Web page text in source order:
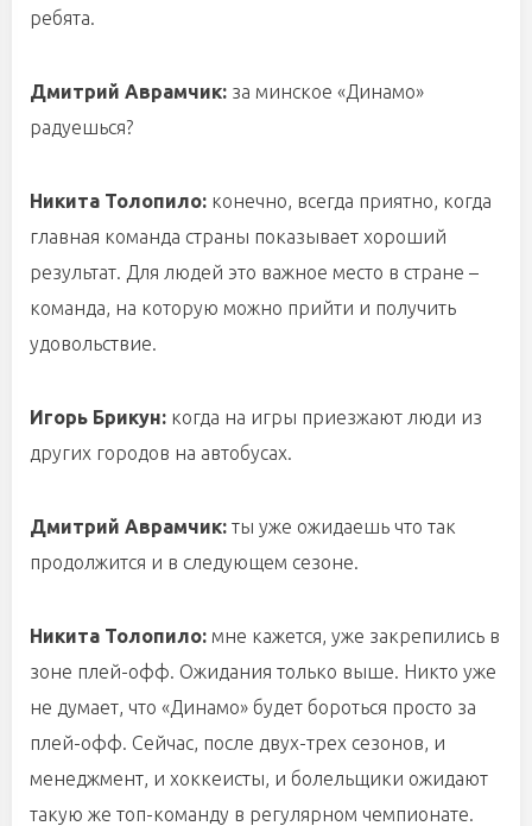
ребята.
Дмитрий Аврамчик: за минское «Динамо»
радуешься?
Никита Толопило: конечно, всегда приятно, когда
главная команда страны показывает хороший
результат. Для людей это важное место в стране –
команда, на которую можно прийти и получить
удовольствие.
Игорь Брикун: когда на игры приезжают люди из
других городов на автобусах.
Дмитрий Аврамчик: ты уже ожидаешь что так
продолжится и в следующем сезоне.
Никита Толопило: мне кажется, уже закрепились в
зоне плей-офф. Ожидания только выше. Никто уже
не думает, что «Динамо» будет бороться просто за
плей-офф. Сейчас, после двух-трех сезонов, и
менеджмент, и хоккеисты, и болельщики ожидают
такую же топ-команду в регулярном чемпионате.